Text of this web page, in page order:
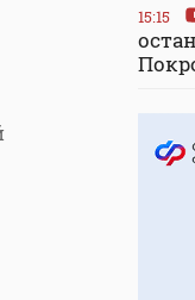
15:15